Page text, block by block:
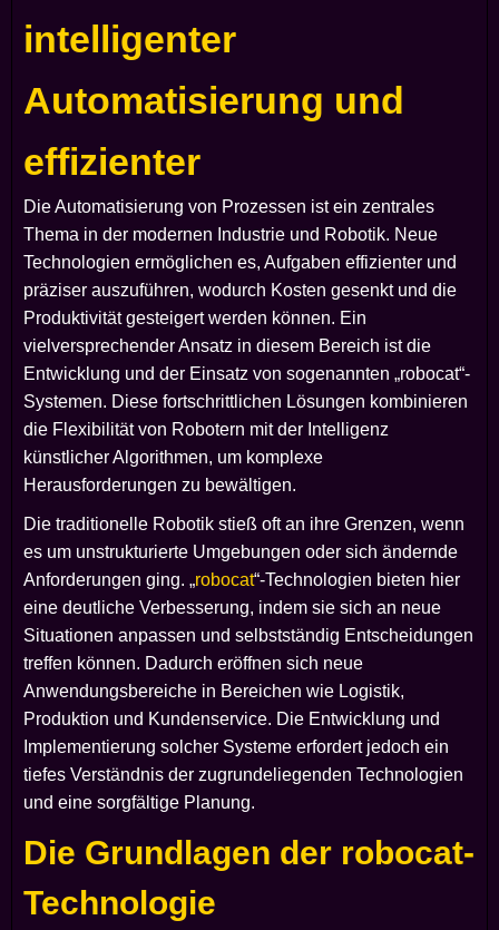
intelligenter
Automatisierung und
effizienter
Die Automatisierung von Prozessen ist ein zentrales
Thema in der modernen Industrie und Robotik. Neue
Technologien ermöglichen es, Aufgaben effizienter und
präziser auszuführen, wodurch Kosten gesenkt und die
Produktivität gesteigert werden können. Ein
vielversprechender Ansatz in diesem Bereich ist die
Entwicklung und der Einsatz von sogenannten „robocat“-
Systemen. Diese fortschrittlichen Lösungen kombinieren
die Flexibilität von Robotern mit der Intelligenz
künstlicher Algorithmen, um komplexe
Herausforderungen zu bewältigen.
Die traditionelle Robotik stieß oft an ihre Grenzen, wenn
es um unstrukturierte Umgebungen oder sich ändernde
Anforderungen ging. „robocat“-Technologien bieten hier
eine deutliche Verbesserung, indem sie sich an neue
Situationen anpassen und selbstständig Entscheidungen
treffen können. Dadurch eröffnen sich neue
Anwendungsbereiche in Bereichen wie Logistik,
Produktion und Kundenservice. Die Entwicklung und
Implementierung solcher Systeme erfordert jedoch ein
tiefes Verständnis der zugrundeliegenden Technologien
und eine sorgfältige Planung.
Die Grundlagen der robocat-
Technologie